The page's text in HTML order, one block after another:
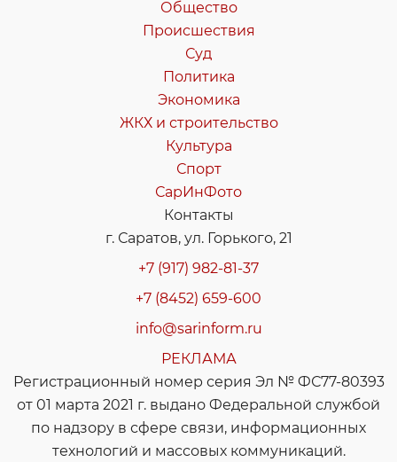
Общество
Происшествия
Суд
Политика
Экономика
ЖКХ и строительство
Культура
Спорт
СарИнФото
Контакты
г. Саратов, ул. Горького, 21
+7 (917) 982-81-37
+7 (8452) 659-600
info@sarinform.ru
РЕКЛАМА
Регистрационный номер серия Эл № ФС77-80393
от 01 марта 2021 г. выдано Федеральной службой
по надзору в сфере связи, информационных
технологий и массовых коммуникаций.